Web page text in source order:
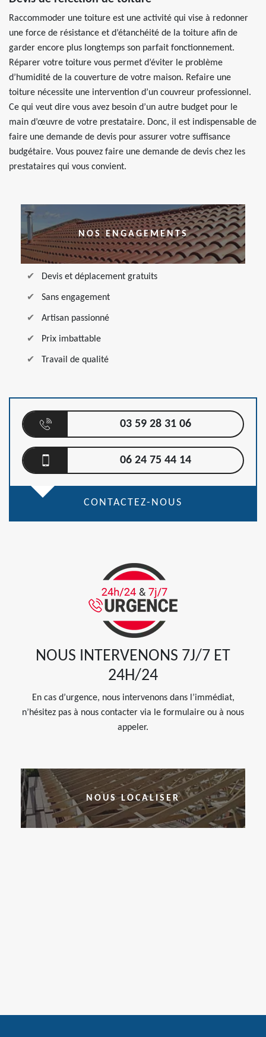
Raccommoder une toiture est une activité qui vise à redonner
une force de résistance et d’étanchéité de la toiture afin de
garder encore plus longtemps son parfait fonctionnement.
Réparer votre toiture vous permet d’éviter le problème
d’humidité de la couverture de votre maison. Refaire une
toiture nécessite une intervention d’un couvreur professionnel.
Ce qui veut dire vous avez besoin d’un autre budget pour le
main d’œuvre de votre prestataire. Donc, il est indispensable de
faire une demande de devis pour assurer votre suffisance
budgétaire. Vous pouvez faire une demande de devis chez les
prestataires qui vous convient.
NOS ENGAGEMENTS
Devis et déplacement gratuits
Sans engagement
Artisan passionné
Prix imbattable
Travail de qualité
03 59 28 31 06
06 24 75 44 14
CONTACTEZ-NOUS
NOUS INTERVENONS 7J/7 ET
24H/24
En cas d’urgence, nous intervenons dans l’immédiat,
n’hésitez pas à nous contacter via le formulaire ou à nous
appeler.
NOUS LOCALISER